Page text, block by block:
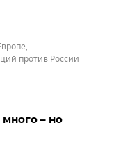
,
против России
– но